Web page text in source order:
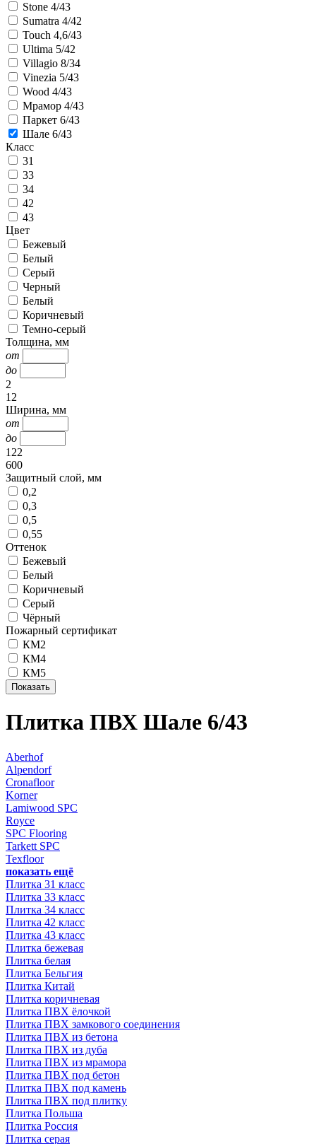
Stone 4/43
Sumatra 4/42
Touch 4,6/43
Ultima 5/42
Villagio 8/34
Vinezia 5/43
Wood 4/43
Мрамор 4/43
Паркет 6/43
Шале 6/43
Класс
31
33
34
42
43
Цвет
Бежевый
Белый
Серый
Черный
Белый
Коричневый
Темно-серый
Толщина, мм
от
до
2
12
Ширина, мм
от
до
122
600
Защитный слой, мм
0,2
0,3
0,5
0,55
Оттенок
Бежевый
Белый
Коричневый
Серый
Чёрный
Пожарный сертификат
КМ2
КМ4
КМ5
Плитка ПВХ Шале 6/43
Aberhof
Alpendorf
Cronafloor
Korner
Lamiwood SPC
Royce
SPC Flooring
Tarkett SPC
Texfloor
показать ещё
Плитка 31 класс
Плитка 33 класс
Плитка 34 класс
Плитка 42 класс
Плитка 43 класс
Плитка бежевая
Плитка белая
Плитка Бельгия
Плитка Китай
Плитка коричневая
Плитка ПВХ ёлочкой
Плитка ПВХ замкового соединения
Плитка ПВХ из бетона
Плитка ПВХ из дуба
Плитка ПВХ из мрамора
Плитка ПВХ под бетон
Плитка ПВХ под камень
Плитка ПВХ под плитку
Плитка Польша
Плитка Россия
Плитка серая